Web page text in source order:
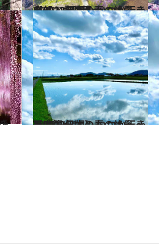
2022.4.15
【2022年版】 いつか行きたい！ 日本の春の絶景 ～中部・北陸篇～
旅＆お出かけ
2022.4.14
【2022年版】 いつか行きたい！ 日本の春の絶景 ～近畿篇～
旅＆お出かけ